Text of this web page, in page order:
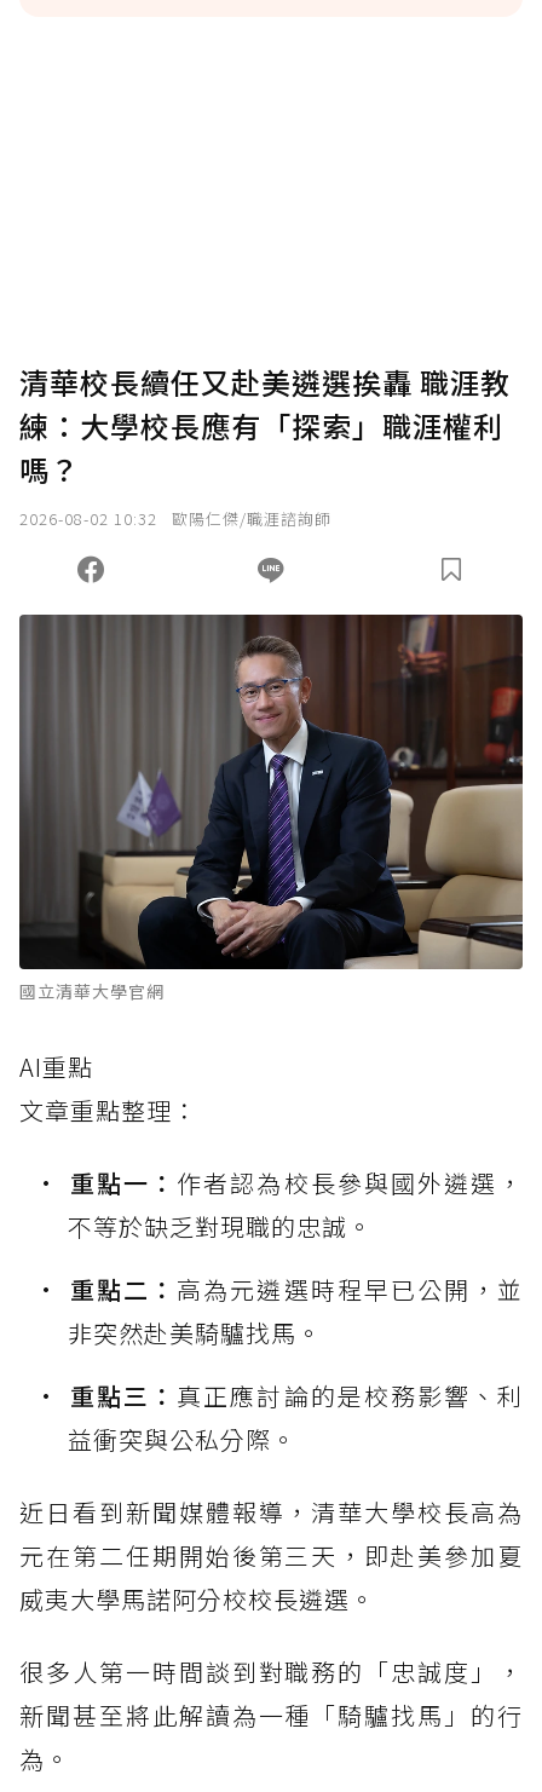
確認送出
您當前剩餘 U 利點數：0點；前往 購買點數
清華校長續任又赴美遴選挨轟 職涯教
練：大學校長應有「探索」職涯權利
嗎？
2026-08-02 10:32 歐陽仁傑/職涯諮詢師
國立清華大學官網
AI重點
文章重點整理：
重點一： 作者認為校長參與國外遴選，
不等於缺乏對現職的忠誠。
重點二： 高為元遴選時程早已公開，並
非突然赴美騎驢找馬。
重點三： 真正應討論的是校務影響、利
益衝突與公私分際。
近日看到新聞媒體報導，清華大學校長高為
元在第二任期開始後第三天，即赴美參加夏
威夷大學馬諾阿分校校長遴選。
很多人第一時間談到對職務的「忠誠度」，
新聞甚至將此解讀為一種「騎驢找馬」的行
為。